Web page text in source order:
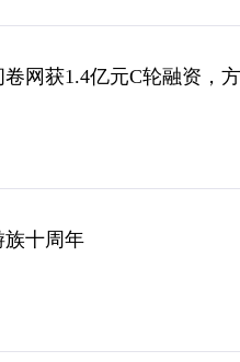
网获1.4亿元C轮融资，
族十周年